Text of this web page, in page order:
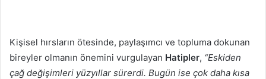
Kişisel hırsların ötesinde, paylaşımcı ve topluma dokunan
bireyler olmanın önemini vurgulayan Hatipler, “Eskiden
çağ değişimleri yüzyıllar sürerdi. Bugün ise çok daha kısa